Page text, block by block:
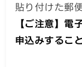
貼り付けた郵
【ご注意】電
申込みするこ